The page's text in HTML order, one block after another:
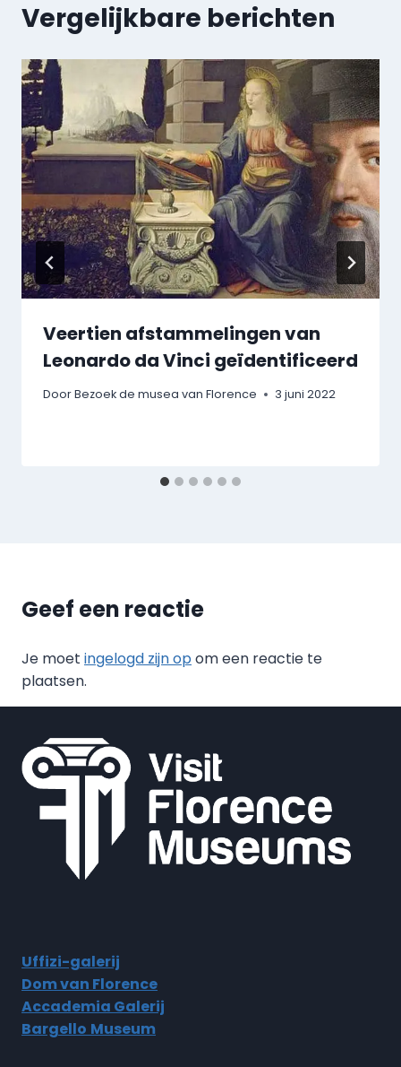
Vergelijkbare berichten
Veertien afstammelingen van
Leonardo da Vinci geïdentificeerd
DoorBezoek de musea van Florence 3 juni 2022
Geef een reactie
Je moet ingelogd zijn opom een reactie te
plaatsen.
Uffizi-galerij
Dom van Florence
Accademia Galerij
Bargello Museum